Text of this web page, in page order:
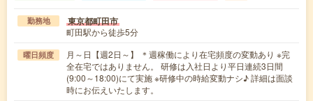
勤務地 東京都町田市
町田駅から徒歩5分
曜日頻度
月～日【週2日～】 ＊週稼働により在宅頻度の変動あり ※完
全在宅ではありません。 研修は入社日より平日連続3日間
(9:00～18:00)にて実施 ※研修中の時給変動ナシ♪ 詳細は面談
時にお伝えいたします。